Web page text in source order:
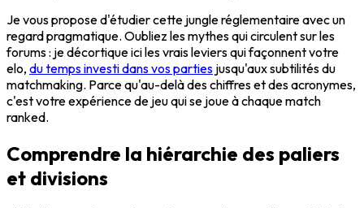
Je vous propose d'étudier cette jungle réglementaire avec un
regard pragmatique. Oubliez les mythes qui circulent sur les
forums : je décortique ici les vrais leviers qui façonnent votre
elo, du temps investi dans vos parties jusqu'aux subtilités du
matchmaking. Parce qu'au-delà des chiffres et des acronymes,
c'est votre expérience de jeu qui se joue à chaque match
ranked.
Comprendre la hiérarchie des paliers
et divisions